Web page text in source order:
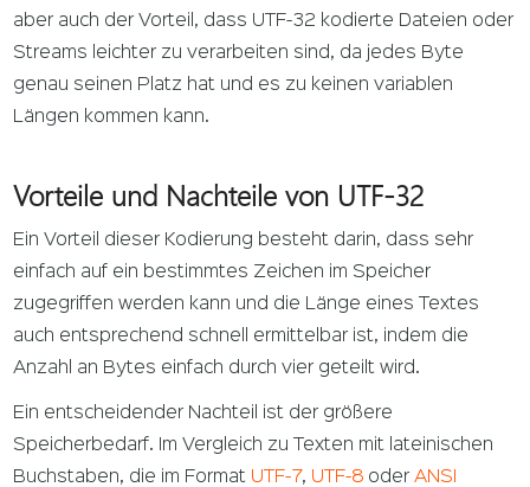
aber auch der Vorteil, dass UTF-32 kodierte Dateien oder
Streams leichter zu verarbeiten sind, da jedes Byte
genau seinen Platz hat und es zu keinen variablen
Längen kommen kann.
Vorteile und Nachteile von UTF-32
Ein Vorteil dieser Kodierung besteht darin, dass sehr
einfach auf ein bestimmtes Zeichen im Speicher
zugegriffen werden kann und die Länge eines Textes
auch entsprechend schnell ermittelbar ist, indem die
Anzahl an Bytes einfach durch vier geteilt wird.
Ein entscheidender Nachteil ist der größere
Speicherbedarf. Im Vergleich zu Texten mit lateinischen
Buchstaben, die im Format UTF-7, UTF-8 oderANSI